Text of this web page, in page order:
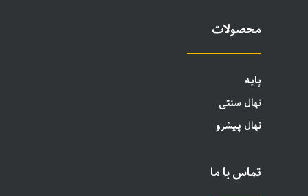
محصولات
پایه
نهال سنتی
نهال پیشرو
تماس با ما